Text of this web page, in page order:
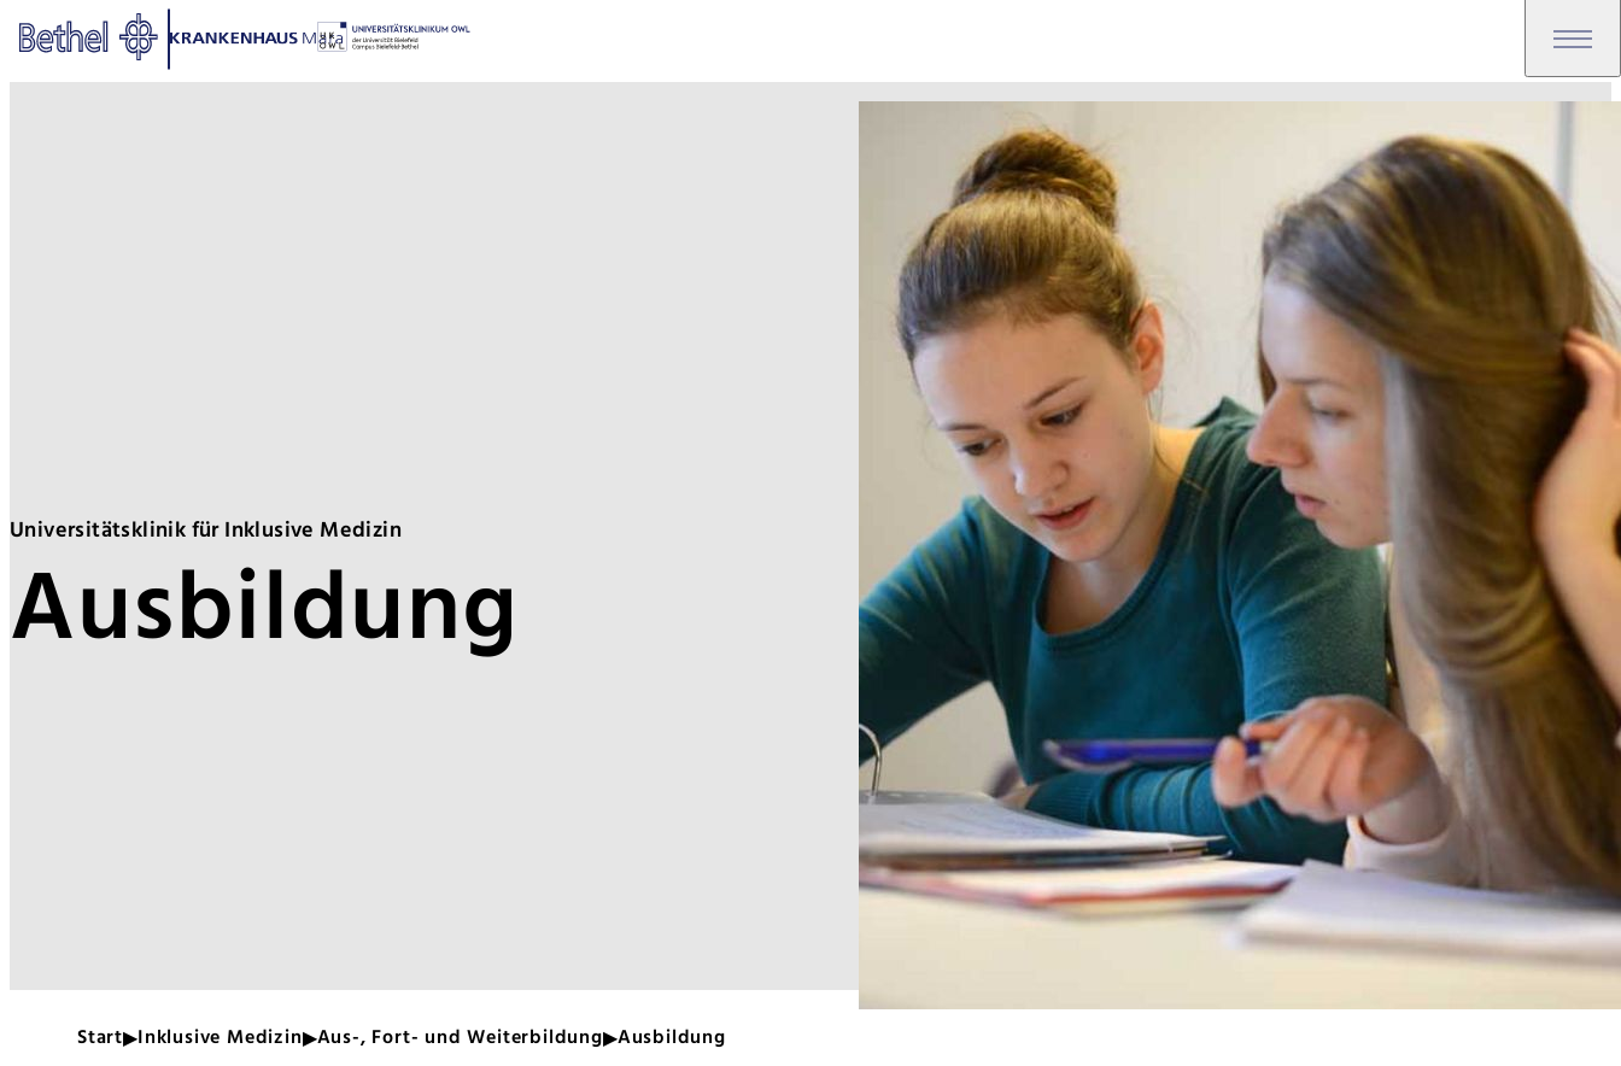
Zum Hauptinhalt springen
Zur Fußzeile springen
Universitätsklinik für Inklusive Medizin
Ausbildung
Start Inklusive Medizin Aus-, Fort- und Weiterbildung Ausbildung